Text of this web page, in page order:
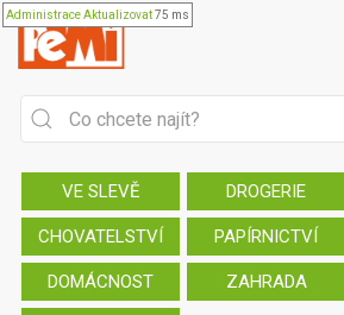
AdministraceAktualizovat75 ms
VE SLEVĚ DROGERIE
CHOVATELSTVÍ PAPÍRNICTVÍ
DOMÁCNOST ZAHRADA